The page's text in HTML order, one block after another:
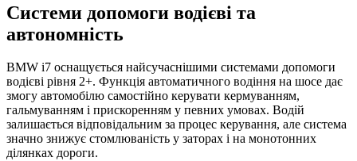
Системи допомоги водієві та
автономність
BMW i7 оснащується найсучаснішими системами допомоги
водієві рівня 2+. Функція автоматичного водіння на шосе дає
змогу автомобілю самостійно керувати кермуванням,
гальмуванням і прискоренням у певних умовах. Водій
залишається відповідальним за процес керування, але система
значно знижує стомлюваність у заторах і на монотонних
ділянках дороги.